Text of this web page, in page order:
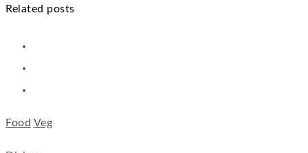
Related posts
Food Veg